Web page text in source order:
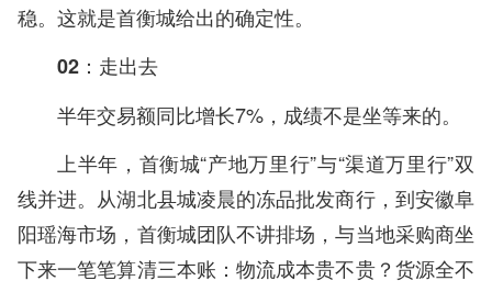
稳。这就是首衡城给出的确定性。
02：走出去
半年交易额同比增长7%，成绩不是坐等来的。
上半年，首衡城“产地万里行”与“渠道万里行”双
线并进。从湖北县城凌晨的冻品批发商行，到安徽阜
阳瑶海市场，首衡城团队不讲排场，与当地采购商坐
下来一笔笔算清三本账：物流成本贵不贵？货源全不